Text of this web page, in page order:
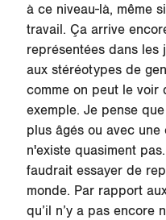
à ce niveau-là, même
travail. Ça arrive
représentées dans les
aux stéréotypes de
comme on peut le voir
exemple. Je pense
plus âgés ou avec
n'existe quasiment
faudrait essayer de
monde. Par rapport
qu’il n’y a pas encore